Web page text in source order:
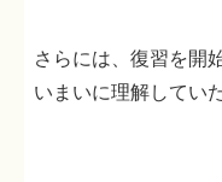
さらには、復習を開
いまいに理解してい